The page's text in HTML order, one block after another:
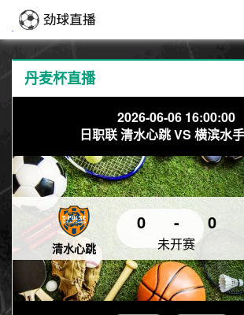
丹麦杯直播
2026-06-06 16:00:00
日职联 清水心跳 VS 横滨水
清水心跳
0 - 0
未开赛